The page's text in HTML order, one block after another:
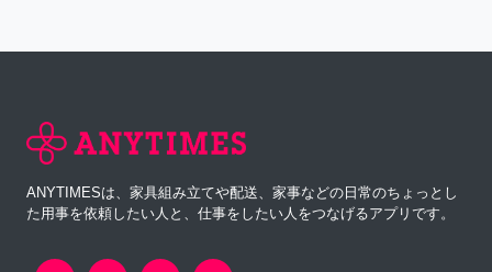
ANYTIMESは、家具組み立てや配送、家事などの日常のちょっとし
た用事を依頼したい人と、仕事をしたい人をつなげるアプリです。